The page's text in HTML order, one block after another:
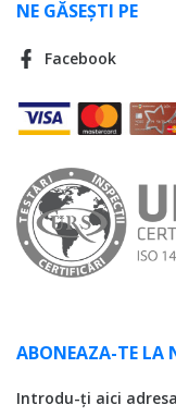
NE GĂSEȘTI PE
Facebook
ABONEAZA-TE LA
Introdu-ți aici